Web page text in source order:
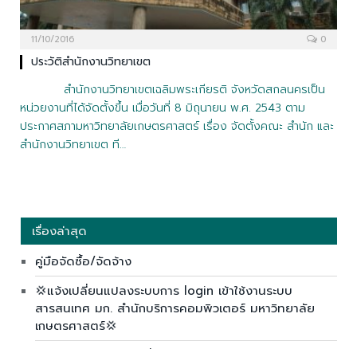
11/10/2016 0
ประวัติสำนักงานวิทยาเขต
สำนักงานวิทยาเขตเฉลิมพระเกียรติ จังหวัดสกลนครเป็น
หน่วยงานที่ได้จัดตั้งขึ้น เมื่อวันที่ 8 มิถุนายน พ.ศ. 2543 ตาม
ประกาศสภามหาวิทยาลัยเกษตรศาสตร์ เรื่อง จัดตั้งคณะ สำนัก และ
สำนักงานวิทยาเขต ที…
เรื่องล่าสุด
คู่มือจัดซื้อ/จัดจ้าง
💢แจ้งเปลี่ยนแปลงระบบการ login เข้าใช้งานระบบ
สารสนเทศ มก. สำนักบริการคอมพิวเตอร์ มหาวิทยาลัย
เกษตรศาสตร์💢